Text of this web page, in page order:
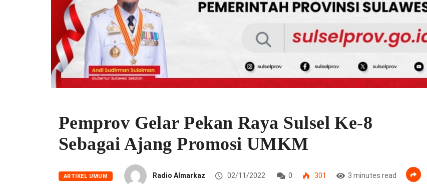
Pemprov Gelar Pekan Raya Sulsel Ke-8
Sebagai Ajang Promosi UMKM
ARTIKEL UMUM Radio Almarkaz 02/11/2022 0 301 3 minutes read